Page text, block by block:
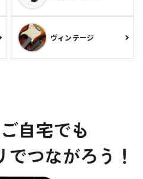
ヴィンテージ